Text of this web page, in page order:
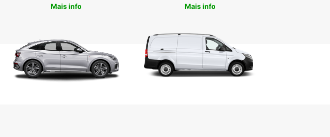
Mais info
Mais info